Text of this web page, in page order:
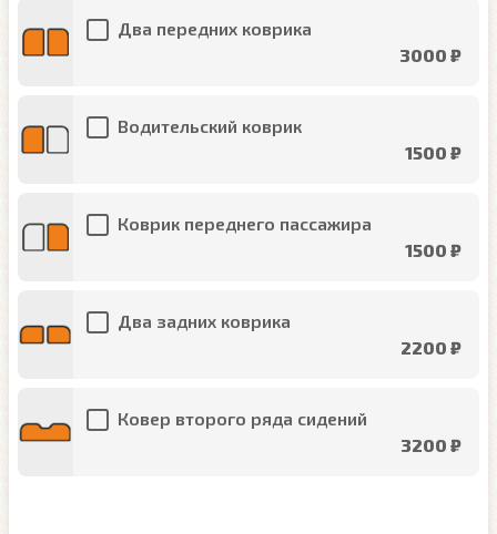
Два передних коврика
3000 ₽
Водительский коврик
1500 ₽
Коврик переднего пассажира
1500 ₽
Два задних коврика
2200 ₽
Ковер второго ряда сидений
3200 ₽